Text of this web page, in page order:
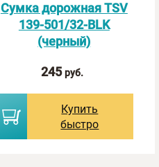
Сумка дорожная TSV
139-501/32-BLK
(черный)
245 руб.
Купить
быстро